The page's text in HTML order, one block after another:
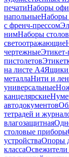
печатиНаборы
напольныеНаборы
с френч-прессом
нимНаборы
светоотражающие
чертежные
пистолетов
на листе А4Ящики
металлаНити и
универсальные
канцелярские
автодокументов
тетрадей и
влагозащитная
столовые приборы
устройстваОпоры
классаОсвежители